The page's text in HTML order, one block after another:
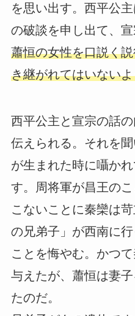
を思い出す。西平公
の破談を申し出て、宣
蕭恒の女性を口説く
き継がれてはいない
西平公主と宣宗の話
伝えられる。それを
が生まれた時に囁か
す。周将軍が昌王の
こないことに秦欒は
の兄弟子」が西南に
ことを悔やむ。かつ
与えたが、蕭恒は妻
たのだ。